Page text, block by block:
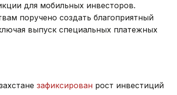
для мобильных инвесторов.
поручено создать благоприятный
выпуск специальных платежных
зафиксирован рост инвестиций